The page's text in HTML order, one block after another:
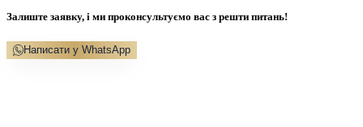
Залиште заявку, і ми проконсультуємо вас з решти питань!
Написати у WhatsApp